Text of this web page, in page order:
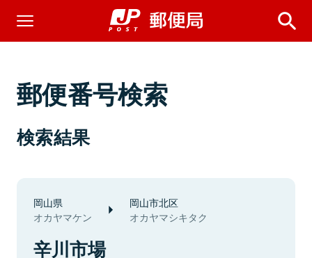
郵便番号検索
検索結果
岡山県
オカヤマケン
岡山市北区
オカヤマシキタク
辛川市場